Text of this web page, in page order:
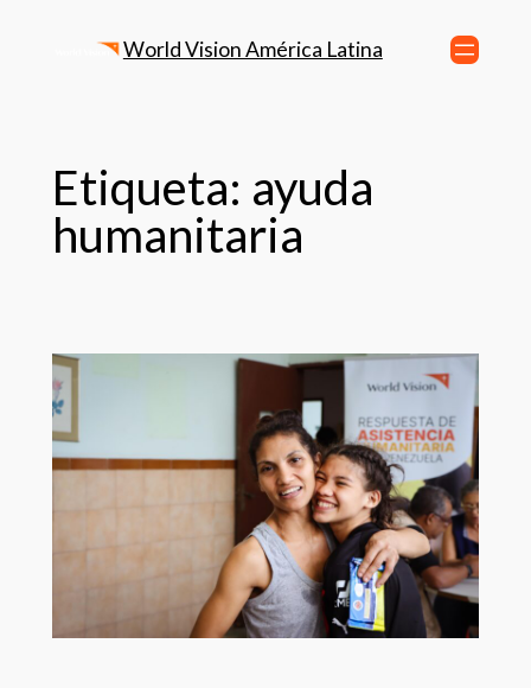
World Vision América Latina
Etiqueta: ayuda
humanitaria